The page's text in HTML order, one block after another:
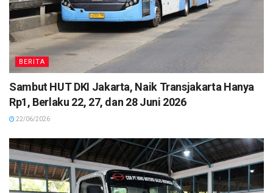
BERITA
Sambut HUT DKI Jakarta, Naik Transjakarta Hanya
Rp1, Berlaku 22, 27, dan 28 Juni 2026
22/06/2026